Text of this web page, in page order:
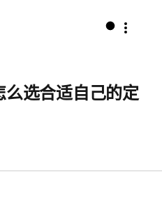
选合适自己的定